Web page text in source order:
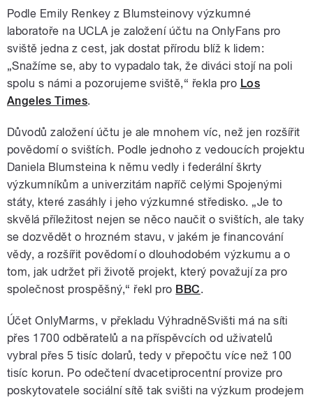
Podle Emily Renkey z Blumsteinovy výzkumné
laboratoře na UCLA je založení účtu na OnlyFans pro
sviště jedna z cest, jak dostat přírodu blíž k lidem:
„Snažíme se, aby to vypadalo tak, že diváci stojí na poli
spolu s námi a pozorujeme sviště,“ řekla pro Los
Angeles Times.
Důvodů založení účtu je ale mnohem víc, než jen rozšířit
povědomí o svištích. Podle jednoho z vedoucích projektu
Daniela Blumsteina k němu vedly i federální škrty
výzkumníkům a univerzitám napříč celými Spojenými
státy, které zasáhly i jeho výzkumné středisko. „Je to
skvělá příležitost nejen se něco naučit o svištích, ale taky
se dozvědět o hrozném stavu, v jakém je financování
vědy, a rozšířit povědomí o dlouhodobém výzkumu a o
tom, jak udržet při životě projekt, který považují za pro
společnost prospěšný,“ řekl pro BBC.
Účet OnlyMarms, v překladu VýhradněSvišti má na síti
přes 1700 odběratelů a na příspěvcích od uživatelů
vybral přes 5 tisíc dolarů, tedy v přepočtu více než 100
tisíc korun. Po odečtení dvacetiprocentní provize pro
poskytovatele sociální sítě tak svišti na výzkum prodejem